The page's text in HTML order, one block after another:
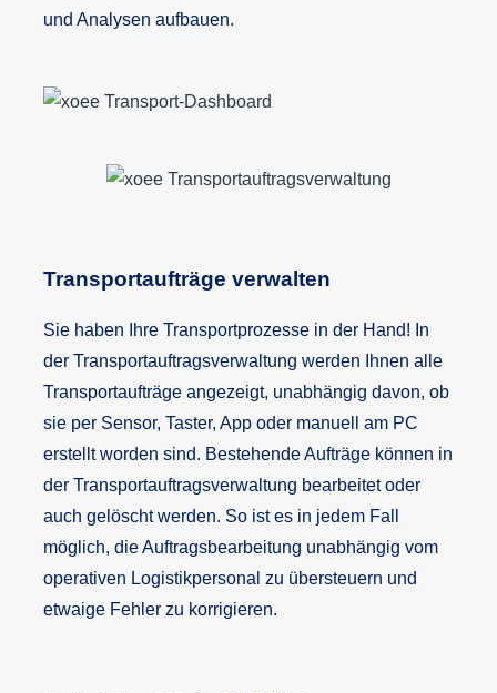
und Analysen aufbauen.
Transportaufträge verwalten
Sie haben Ihre Transportprozesse in der Hand! In
der Transportauftragsverwaltung werden Ihnen alle
Transportaufträge angezeigt, unabhängig davon, ob
sie per Sensor, Taster, App oder manuell am PC
erstellt worden sind. Bestehende Aufträge können in
der Transportauftragsverwaltung bearbeitet oder
auch gelöscht werden. So ist es in jedem Fall
möglich, die Auftragsbearbeitung unabhängig vom
operativen Logistikpersonal zu übersteuern und
etwaige Fehler zu korrigieren.